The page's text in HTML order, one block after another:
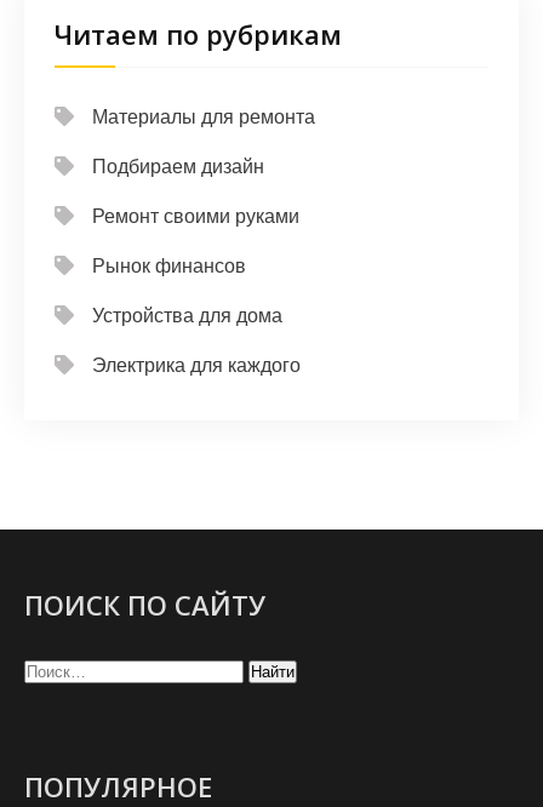
Читаем по рубрикам
Материалы для ремонта
Подбираем дизайн
Ремонт своими руками
Рынок финансов
Устройства для дома
Электрика для каждого
ПОИСК ПО САЙТУ
ПОПУЛЯРНОЕ